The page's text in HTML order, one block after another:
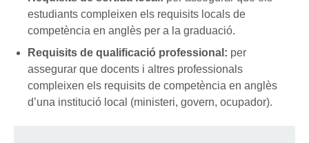
estudiants compleixen els requisits locals de
competència en anglès per a la graduació.
Requisits de qualificació professional: per
assegurar que docents i altres professionals
compleixen els requisits de competència en anglès
d’una institució local (ministeri, govern, ocupador).